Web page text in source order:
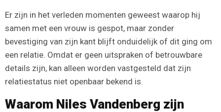
Er zijn in het verleden momenten geweest waarop hij
samen met een vrouw is gespot, maar zonder
bevestiging van zijn kant blijft onduidelijk of dit ging om
een relatie. Omdat er geen uitspraken of betrouwbare
details zijn, kan alleen worden vastgesteld dat zijn
relatiestatus niet openbaar bekend is.
Waarom Niles Vandenberg zijn